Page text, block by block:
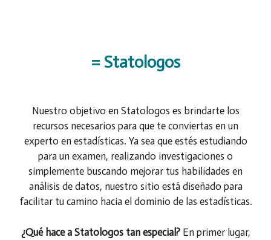
= Statologos
Nuestro objetivo en Statologos es brindarte los
recursos necesarios para que te conviertas en un
experto en estadísticas. Ya sea que estés estudiando
para un examen, realizando investigaciones o
simplemente buscando mejorar tus habilidades en
análisis de datos, nuestro sitio está diseñado para
facilitar tu camino hacia el dominio de las estadísticas.
¿Qué hace a Statologos tan especial?En primer lugar,